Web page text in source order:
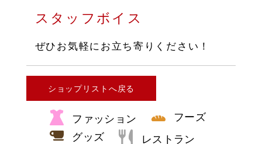
スタッフボイス
ぜひお気軽にお立ち寄りください！
ショップリストへ戻る
ファッション
フーズ
グッズ
レストラン